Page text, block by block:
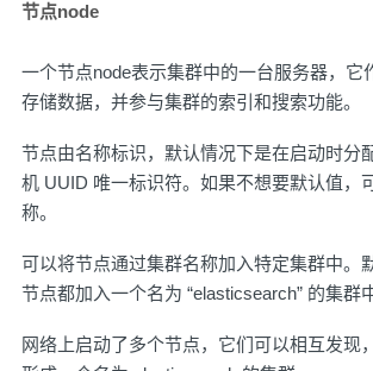
节点node
一个节点node表示集群中的一台服务器，它
存储数据，并参与集群的索引和搜索功能。
节点由名称标识，默认情况下是在启动时分
机 UUID 唯一标识符。如果不想要默认值，
称。
可以将节点通过集群名称加入特定集群中。
节点都加入一个名为 “elasticsearch” 的集群
网络上启动了多个节点，它们可以相互发现